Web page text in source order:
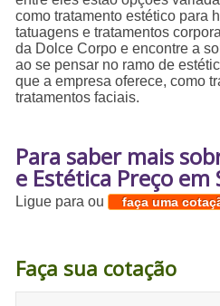
como tratamento estético para
tatuagens e tratamentos
da Dolce Corpo e encontre a
ao se pensar no ramo de
que a empresa oferece, como
tratamentos faciais.
Para saber mais
e Estética Preço
Ligue paraou faça uma
Faça sua cotação